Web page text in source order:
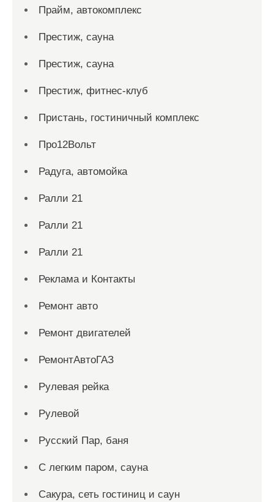
Прайм, автокомплекс
Престиж, сауна
Престиж, сауна
Престиж, фитнес-клуб
Пристань, гостиничный комплекс
Про12Вольт
Радуга, автомойка
Ралли 21
Ралли 21
Ралли 21
Реклама и Контакты
Ремонт авто
Ремонт двигателей
РемонтАвтоГАЗ
Рулевая рейка
Рулевой
Русский Пар, баня
С легким паром, сауна
Сакура, сеть гостиниц и саун